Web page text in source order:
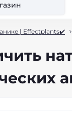
| Effectplants✔️